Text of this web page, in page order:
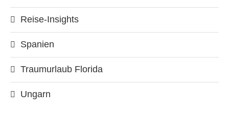
Reise-Insights
Spanien
Traumurlaub Florida
Ungarn